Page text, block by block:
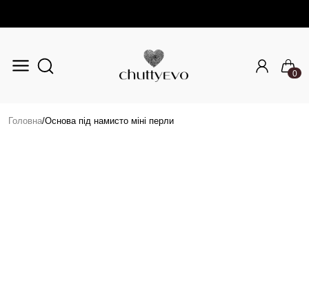
0
Головна/Основа під намисто міні перли